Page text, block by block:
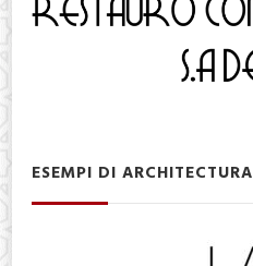
ESEMPI DI ARCHITECTURA